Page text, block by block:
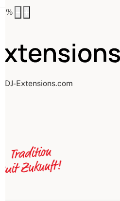
%
DJ-Extensions.com